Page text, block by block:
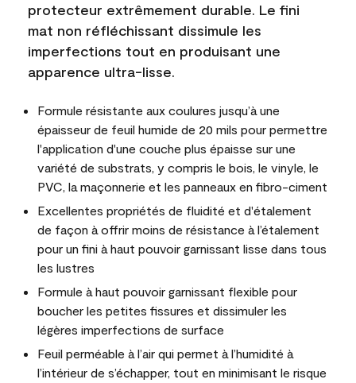
protecteur extrêmement durable. Le fini
mat non réfléchissant dissimule les
imperfections tout en produisant une
apparence ultra-lisse.
Formule résistante aux coulures jusqu’à une
épaisseur de feuil humide de 20 mils pour permettre
l'application d'une couche plus épaisse sur une
variété de substrats, y compris le bois, le vinyle, le
PVC, la maçonnerie et les panneaux en fibro-ciment
Excellentes propriétés de fluidité et d'étalement
de façon à offrir moins de résistance à l’étalement
pour un fini à haut pouvoir garnissant lisse dans tous
les lustres
Formule à haut pouvoir garnissant flexible pour
boucher les petites fissures et dissimuler les
légères imperfections de surface
Feuil perméable à l’air qui permet à l’humidité à
l’intérieur de s’échapper, tout en minimisant le risque